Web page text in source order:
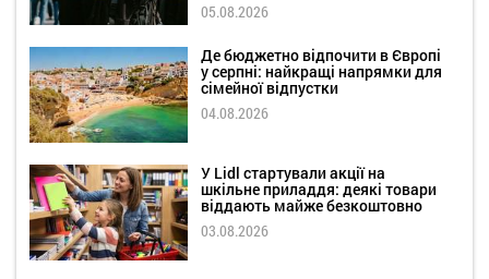
05.08.2026
Де бюджетно відпочити в Європі
у серпні: найкращі напрямки для
сімейної відпустки
04.08.2026
У Lidl стартували акції на
шкільне приладдя: деякі товари
віддають майже безкоштовно
03.08.2026